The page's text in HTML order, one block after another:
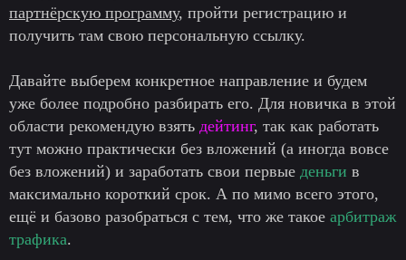
партнёрскую программу, пройти регистрацию и
получить там свою персональную ссылку.
Давайте выберем конкретное направление и будем
уже более подробно разбирать его. Для новичка в этой
области рекомендую взять дейтинг, так как работать
тут можно практически без вложений (а иногда вовсе
без вложений) и заработать свои первые деньги в
максимально короткий срок. А по мимо всего этого,
ещё и базово разобраться с тем, что же такое арбитраж
трафика.